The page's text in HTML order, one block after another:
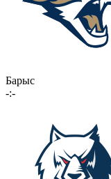
Барыс
-:-